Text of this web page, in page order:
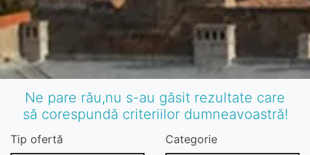
Ne pare rău,nu s-au găsit rezultate care
să corespundă criteriilor dumneavoastră!
Tip ofertă Categorie